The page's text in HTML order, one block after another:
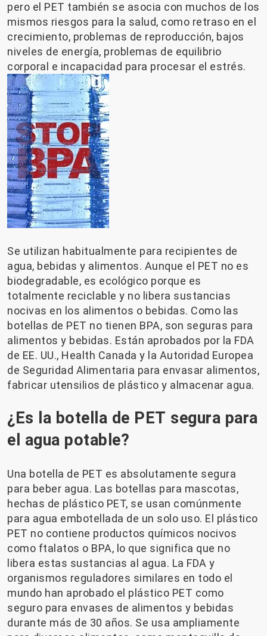
pero el PET también se asocia con muchos de los
mismos riesgos para la salud, como retraso en el
crecimiento, problemas de reproducción, bajos
niveles de energía, problemas de equilibrio
corporal e incapacidad para procesar el estrés.
Se utilizan habitualmente para recipientes de
agua, bebidas y alimentos. Aunque el PET no es
biodegradable, es ecológico porque es
totalmente reciclable y no libera sustancias
nocivas en los alimentos o bebidas. Como las
botellas de PET no tienen BPA, son seguras para
alimentos y bebidas. Están aprobados por la FDA
de EE. UU., Health Canada y la Autoridad Europea
de Seguridad Alimentaria para envasar alimentos,
fabricar utensilios de plástico y almacenar agua.
¿Es la botella de PET segura para
el agua potable?
Una botella de PET es absolutamente segura
para beber agua. Las botellas para mascotas,
hechas de plástico PET, se usan comúnmente
para agua embotellada de un solo uso. El plástico
PET no contiene productos químicos nocivos
como ftalatos o BPA, lo que significa que no
libera estas sustancias al agua. La FDA y
organismos reguladores similares en todo el
mundo han aprobado el plástico PET como
seguro para envases de alimentos y bebidas
durante más de 30 años. Se usa ampliamente